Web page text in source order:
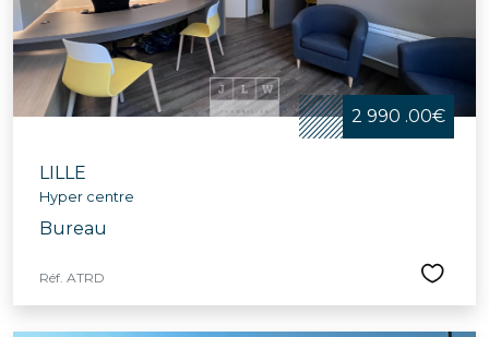
2 990 .00€
LILLE
Hyper centre
Bureau
Réf. ATRD